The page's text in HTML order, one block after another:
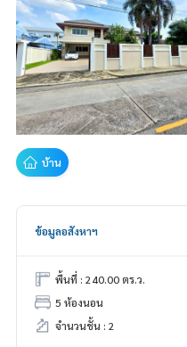
บ้าน
ข้อมูลอสังหาฯ
พื้นที่ : 240.00 ตร.ว.
5 ห้องนอน
จำนวนชั้น : 2